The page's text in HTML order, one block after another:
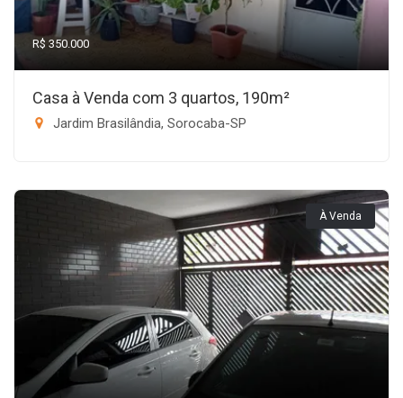
R$ 350.000
Casa à Venda com 3 quartos, 190m²
Jardim Brasilândia, Sorocaba-SP
À Venda